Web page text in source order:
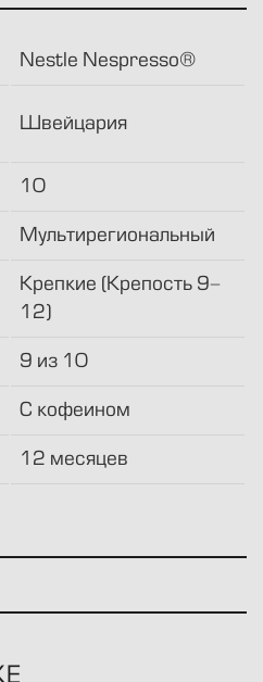
Nestle Nespresso®
Швейцария
10
Мультирегиональный
Крепкие (Крепость 9-
12)
9 из 10
С кофеином
12 месяцев